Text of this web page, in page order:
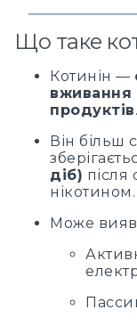
Що таке
Котинін —
вживання
продуктів.
Він більш
діб) після
нікотином.
Може